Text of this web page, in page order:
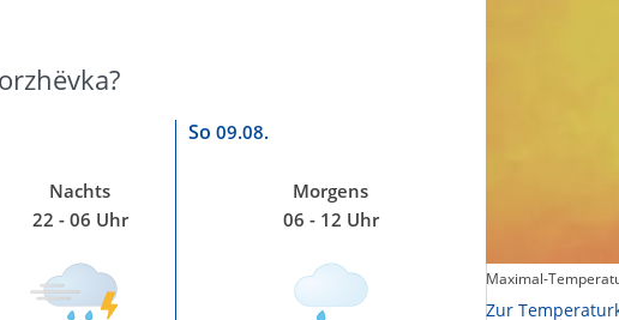
So 09.08.
Nachts
22 - 06 Uhr
Morgens
06 - 12 Uhr
Zum animierten Regenradar Maximal-
Zur